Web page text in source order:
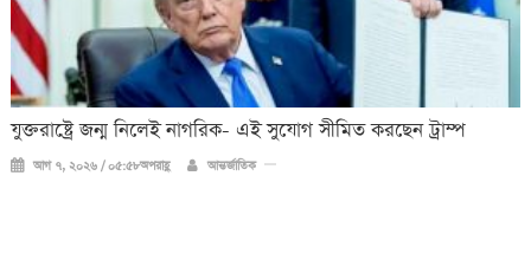
যুক্তরাষ্ট্রে জন্ম নিলেই নাগরিক- এই সুযোগ সীমিত করছেন ট্রাম্প
আগ ৭, ২০২৬ / ০৫:৫৮অপরাহ্ণ আন্তর্জাতিক